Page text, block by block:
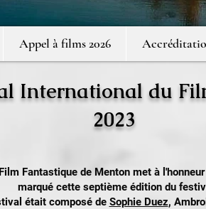
International du
2023
Fantastique de Menton met à
marqué cette septième édition du
était composé de Sophie Duez,
Appel à films 2026